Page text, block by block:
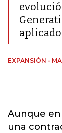
EXPANSIÓN -
Aunque
una